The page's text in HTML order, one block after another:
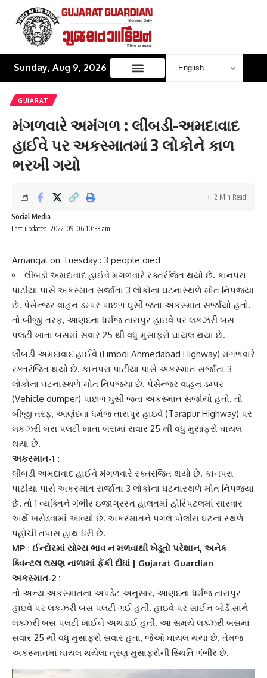
Sunday, Aug 9, 2026
GUJARAT
મંગળવારે અમંગળ : લીંબડી-અમદાવાદ
હાઈવે પર અકસ્માતમાં 3 લોકોને કાળ
ભરખી ગયો
Last updated: 2022-09-06 10:33 am
Social Media
2 Min Read
Amangal on Tuesday : 3 people died
લીંબડી અમદાવાદ હાઈવે મંગળવારે રક્તરંજિત થયો છે. કાનપરા
પાટીયા પાસે અકસ્માત સર્જાતા 3 લોકોના ઘટનાસ્થળે મોત નિપજ્યા
છે. પેસેન્જર વાહન ડમ્પર પાછળ ઘુસી જતા અકસ્માત સર્જાયો હતો.
તો બીજી તરફ, આણંદના ધર્મજ તારાપુર હાઇવે પર લકઝરી બસ
પલટી ખાતા બસમાં સવાર 25 થી વધુ મુસાફરો ઘાયલ થયા છે.
લીંબડી અમદાવાદ હાઈવે (Limbdi Ahmedabad Highway) મંગળવારે
રક્તરંજિત થયો છે. કાનપરા પાટીયા પાસે અકસ્માત સર્જાતા 3
લોકોના ઘટનાસ્થળે મોત નિપજ્યા છે. પેસેન્જર વાહન ડમ્પર
(Vehicle dumper) પાછળ ઘુસી જતા અકસ્માત સર્જાયો હતો. તો
બીજી તરફ, આણંદના ધર્મજ તારાપુર હાઇવે (Tarapur Highway) પર
લકઝરી બસ પલટી ખાતા બસમાં સવાર 25 થી વધુ મુસાફરો ઘાયલ
થયા છે.
અકસ્માત-1 :
લીંબડી અમદાવાદ હાઈવે મંગળવારે રક્તરંજિત થયો છે. કાનપરા
પાટીયા પાસે અકસ્માત સર્જાતા 3 લોકોના ઘટનાસ્થળે મોત નિપજ્યા
છે. તો 1 વ્યક્તિને ગંભીર ઇજાગ્રસ્ત હાલતમાં હોસ્પિટલમાં સારવાર
અર્થે ખસેડવામાં આવ્યો છે. અકસ્માતને પગલે પોલીસ ઘટના સ્થળે
પહોંચી તપાસ હાથ ધરી છે.
MP : ઈન્દોરમાં યોગ્ય ભાવ ન મળવાથી ખેડૂતો પરેશાન, અનેક
ક્વિન્ટલ લસણ નાળામાં ફેંકી દીધાં | Gujarat Guardian
અકસ્માત-2 :
તો અન્ય અકસ્માતના અપડેટ અનુસાર, આણંદના ધર્મજ તારાપુર
હાઇવે પર લકઝરી બસ પલટી ગઈ હતી. હાઇવે પર સાઈન બોર્ડ સાથે
લક્ઝરી બસ પલટી ખાઈને અથડાઈ હતી. આ સમયે લક્ઝરી બસમાં
સવાર 25 થી વધુ મુસાફરો સવાર હતા, જેઓ ઘાયલ થયા છે. તેમજ
અકસ્માતમાં ઘાયલ થયેલા ત્રણ મુસાફરોની સ્થિતિ ગંભીર છે.